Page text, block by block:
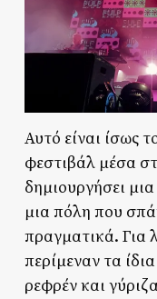
Αυτό είναι ίσως
φεστιβάλ μέσα
δημιουργήσει
μια πόλη που
πραγματικά. Για
περίμεναν τα
ρεφρέν και